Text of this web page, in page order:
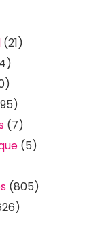
(21)
(7)
(5)
(805)